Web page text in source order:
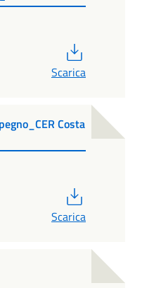
Scarica
Costa
Scarica